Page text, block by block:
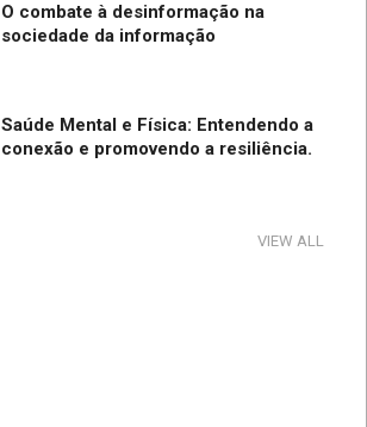
O combate à desinformação na
sociedade da informação
Saúde Mental e Física: Entendendo a
conexão e promovendo a resiliência.
Tecnologia e Direito na Sociedade da
VIEW ALL